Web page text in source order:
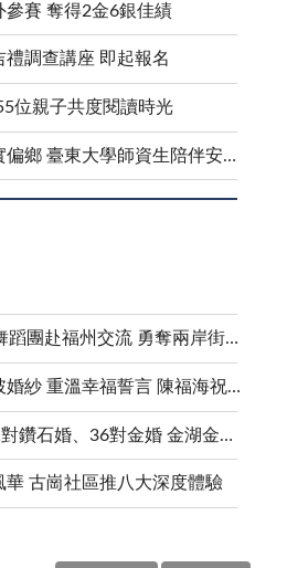
參賽 奪得2金6銀佳績
調查講座 即起報名
位親子共度閱讀時光
史懷哲精神落實偏鄉 臺東大學師資生陪伴安瀾學子成長
KDC金門流行舞蹈團赴福州交流 勇奪兩岸街舞賽三等獎
金鑽婚夫妻重披婚紗 重溫幸福誓言 陳福海祝福牽手半世紀 情深相守成典範
5對白金婚、11對鑽石婚、36對金婚 金湖金沙夫妻共享榮耀時刻 陳福海表揚金鑽婚夫妻 向半世紀相守家庭典範致敬
華 古崗社區推八大深度體驗